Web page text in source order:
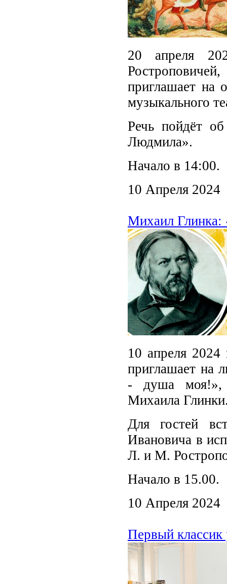
20 апреля
Ростроповичей,
приглашает на
музыкального
Речь пойдёт
Людмила».
Начало в 14:00.
10 Апреля 2024
Михаил
10 апреля
приглашает на
- душа моя!»,
Михаила
Для гостей
Ивановича в
Л. и М.
Начало в 15.00.
10 Апреля 2024
Первый